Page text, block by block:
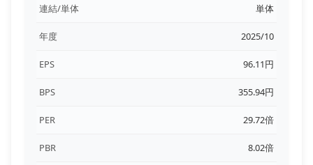
連結/単体 単体
年度 2025/10
EPS 96.11円
BPS 355.94円
PER 29.72倍
PBR 8.02倍